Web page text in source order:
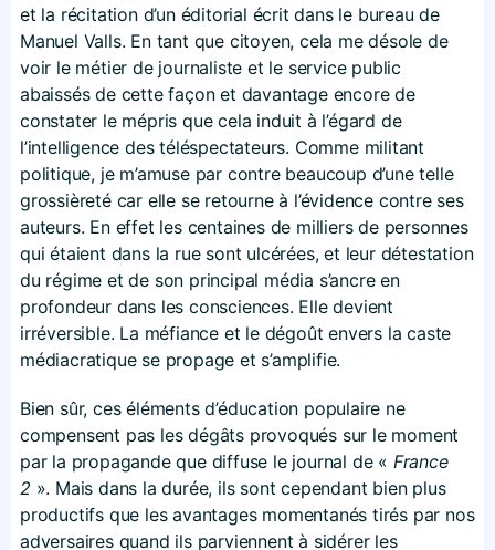
et la récitation d’un éditorial écrit dans le bureau de
Manuel Valls. En tant que citoyen, cela me désole de
voir le métier de journaliste et le service public
abaissés de cette façon et davantage encore de
constater le mépris que cela induit à l’égard de
l’intelligence des téléspectateurs. Comme militant
politique, je m’amuse par contre beaucoup d’une telle
grossièreté car elle se retourne à l’évidence contre ses
auteurs. En effet les centaines de milliers de personnes
qui étaient dans la rue sont ulcérées, et leur détestation
du régime et de son principal média s’ancre en
profondeur dans les consciences. Elle devient
irréversible. La méfiance et le dégoût envers la caste
médiacratique se propage et s’amplifie.
Bien sûr, ces éléments d’éducation populaire ne
compensent pas les dégâts provoqués sur le moment
par la propagande que diffuse le journal de « France
2 ». Mais dans la durée, ils sont cependant bien plus
productifs que les avantages momentanés tirés par nos
adversaires quand ils parviennent à sidérer les